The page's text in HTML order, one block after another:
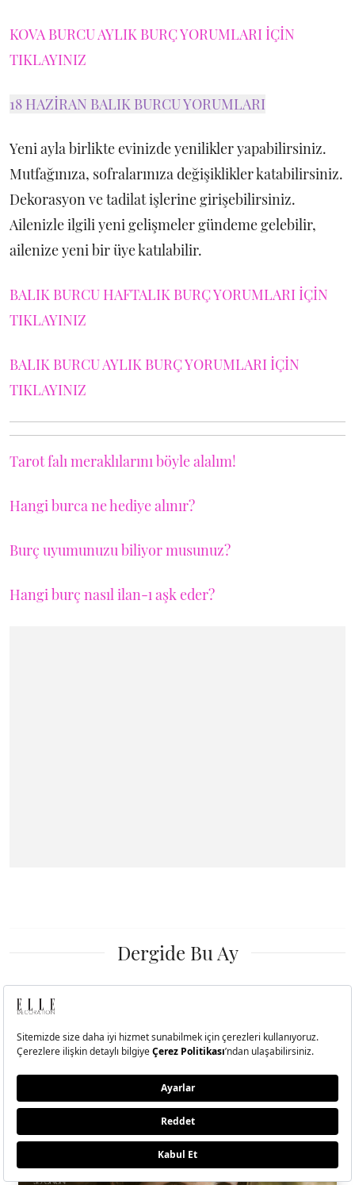
KOVA BURCU AYLIK BURÇ YORUMLARI İÇİN
TIKLAYINIZ
18 HAZİRAN BALIK BURCU YORUMLARI
Yeni ayla birlikte evinizde yenilikler yapabilirsiniz.
Mutfağınıza, sofralarınıza değişiklikler katabilirsiniz.
Dekorasyon ve tadilat işlerine girişebilirsiniz.
Ailenizle ilgili yeni gelişmeler gündeme gelebilir,
ailenize yeni bir üye katılabilir.
BALIK BURCU HAFTALIK BURÇ YORUMLARI İÇİN
TIKLAYINIZ
BALIK BURCU AYLIK BURÇ YORUMLARI İÇİN
TIKLAYINIZ
Tarot falı meraklılarını böyle alalım!
Hangi burca ne hediye alınır?
Burç uyumunuzu biliyor musunuz?
Hangi burç nasıl ilan-ı aşk eder?
Dergide Bu Ay